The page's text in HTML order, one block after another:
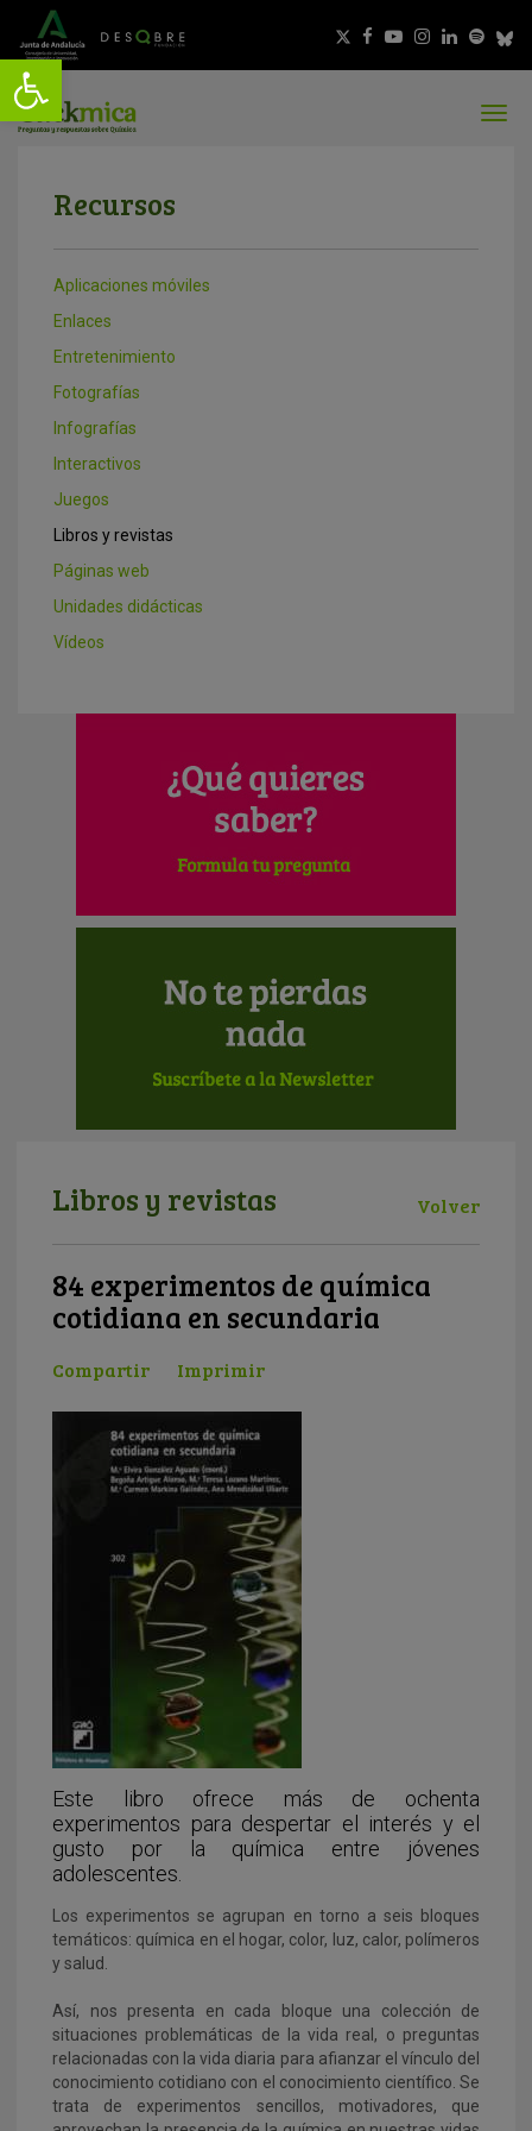
Recursos
Aplicaciones móviles
Enlaces
Entretenimiento
Fotografías
Infografías
Interactivos
Juegos
Libros y revistas
Páginas web
Unidades didácticas
Vídeos
Libros y revistas Volver
84 experimentos de química
cotidiana en secundaria
Compartir Imprimir
Este libro ofrece más de ochenta
experimentos para despertar el interés y el
gusto por la química entre jóvenes
adolescentes.
Los experimentos se agrupan en torno a seis bloques
temáticos: química en el hogar, color, luz, calor, polímeros
y salud.
Así, nos presenta en cada bloque una colección de
situaciones problemáticas de la vida real, o preguntas
relacionadas con la vida diaria para afianzar el vínculo del
conocimiento cotidiano con el conocimiento científico. Se
trata de experimentos sencillos, motivadores, que